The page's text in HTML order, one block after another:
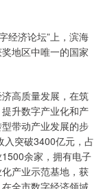
济论坛”上，滨海
地区中唯一的国家
高质量发展，在筑
升数字产业化和产
带动产业发展的步
入突破3400亿元，占
余家，拥有电子
产业示范基地，获